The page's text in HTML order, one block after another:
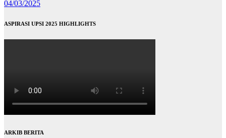
04/03/2025
ASPIRASI UPSI 2025 HIGHLIGHTS
ARKIB BERITA